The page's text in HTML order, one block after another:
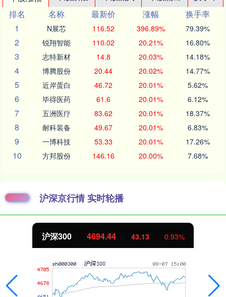
排名
名称 最新价 涨幅
换手率
1
N展芯 116.52 396.89% 79.39%
2 锐翔智能 110.02 20.21% 16.80%
3 志特新材 14.8 20.03% 14.18%
4 博腾股份 20.44 20.02% 14.77%
5 近岸蛋白 46.72 20.01% 5.62%
6 毕得医药 61.6 20.01% 6.12%
7 五洲医疗 83.62 20.01% 18.37%
8 耐科装备 49.67 20.01% 6.83%
9 一博科技 53.33 20.01% 17.26%
10 方邦股份 146.16 20.00% 7.68%
沪深京行情 实时轮播
沪深300 4694.44 43.13 0.93%